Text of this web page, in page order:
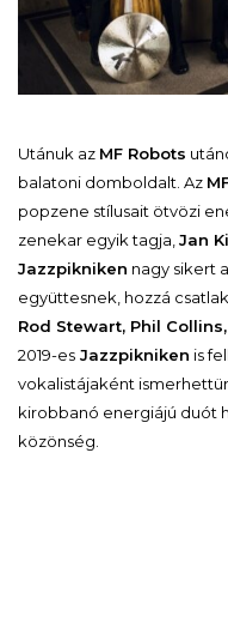
Utánuk az MF Robots
balatoni domboldalt. Az
popzene stílusait ötvözi
zenekar egyik tagja,Jan
Jazzpikniken nagy sikert
együttesnek, hozzá
Rod Stewart, Phil
2019-es Jazzpikniken is
vokalistájaként
kirobbanó energiájú duót
közönség.